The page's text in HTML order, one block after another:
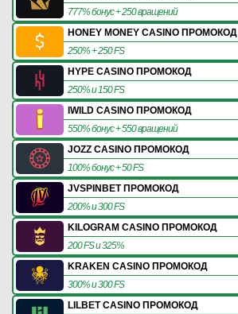
777% бонус + 250 вращений
HONEY MONEY CASINO ПРОМОКОД
250% + 250 FS
HYPE CASINO ПРОМОКОД
250% и 150 FS
IWILD CASINO ПРОМОКОД
550% бонус + 550 вращений
JOZZ CASINO ПРОМОКОД
100% бонус + 50 FS
JVSPINBET ПРОМОКОД
200% и 300 FS
KILOGRAM CASINO ПРОМОКОД
200 FS и 325%
KRAKEN CASINO ПРОМОКОД
300% и 300 FS
LILBET CASINO ПРОМОКОД